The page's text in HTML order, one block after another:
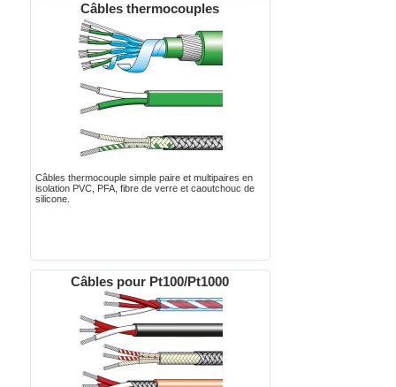
Câbles thermocouples
Câbles thermocouple simple paire et multipaires en
isolation PVC, PFA, fibre de verre et caoutchouc de
silicone.
Câbles pour Pt100/Pt1000